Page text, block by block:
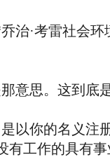
·考雷社会环
思。这到底
你的名义注
有工作的具有